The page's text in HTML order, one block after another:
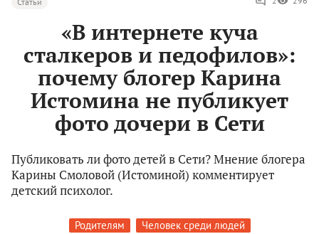
«В интернете куча
сталкеров и педофилов»:
почему блогер Карина
Истомина не публикует
фото дочери в Сети
Публиковать ли фото детей в Сети? Мнение блогера
Карины Смоловой (Истоминой) комментирует
детский психолог.
Родителям Человек среди людей